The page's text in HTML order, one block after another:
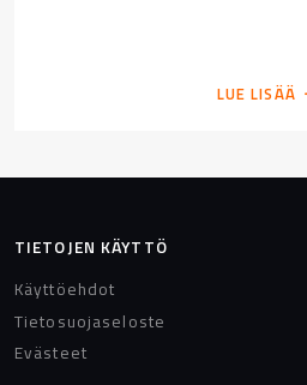
LUE LISÄÄ
TIETOJEN KÄYTTÖ
Käyttöehdot
Tietosuojaseloste
Evästeet